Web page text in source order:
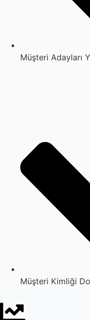
Müşteri Adayları
Müşteri Kimliği